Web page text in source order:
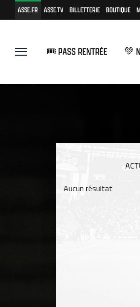
ASSE.FR ASSE.TV BILLETTERIE BOUTIQUE
🎟️ PASS RENTRÉE 💚
Aucun résultat